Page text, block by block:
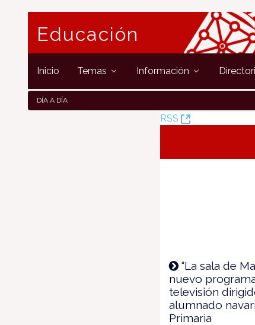
Educación
Inicio Temas Información
DÍA A DÍA
RSS
(Öffnet
“La sala de
nuevo
televisión
alumnado
Primaria